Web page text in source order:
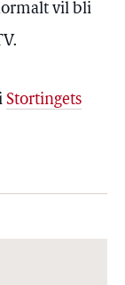
vil bli
Stortingets